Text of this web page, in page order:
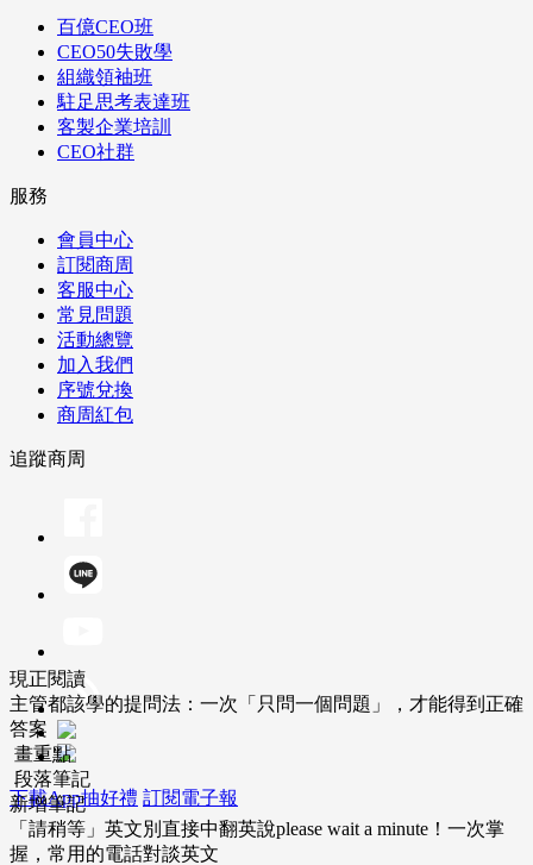
百億CEO班
CEO50失敗學
組織領袖班
駐足思考表達班
客製企業培訓
CEO社群
服務
會員中心
訂閱商周
客服中心
常見問題
活動總覽
加入我們
序號兌換
商周紅包
追蹤商周
下載App抽好禮 訂閱電子報
現正閱讀
主管都該學的提問法：一次「只問一個問題」，才能得到正確
答案
畫重點
段落筆記
新增筆記
「請稍等」英文別直接中翻英說please wait a minute！一次掌
握，常用的電話對談英文